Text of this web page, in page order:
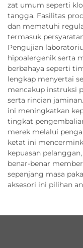
zat umum seperti
tangga. Fasilitas
dan mematuhi
termasuk
Pengujian
hipoalergenik serta
berbahaya seperti
lengkap menyertai
mencakup instruksi
serta rincian
ini meningkatkan
tingkat
merek melalui
ketat ini
kepuasan
benar-benar
sepanjang masa
aksesori ini pilihan